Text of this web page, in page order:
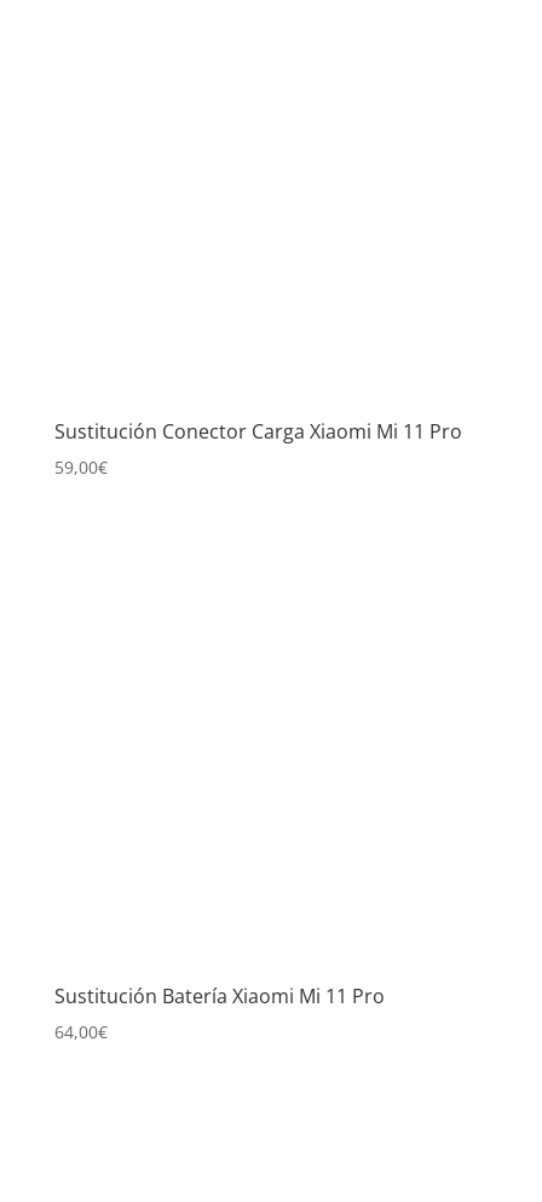
Sustitución Conector Carga Xiaomi Mi 11 Pro
59,00€
Sustitución Batería Xiaomi Mi 11 Pro
64,00€